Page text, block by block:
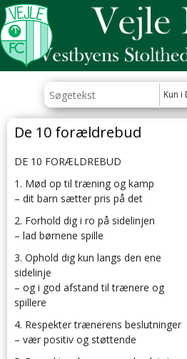
Kun
De 10 forældrebud
DE 10 FORÆLDREBUD
1. Mød op til træning og kamp
– dit barn sætter pris på det
2. Forhold dig i ro på sidelinjen
– lad børnene spille
3. Ophold dig kun langs den ene
sidelinje
– og i god afstand til trænere og
spillere
4. Respekter trænerens beslutninger
– vær positiv og støttende